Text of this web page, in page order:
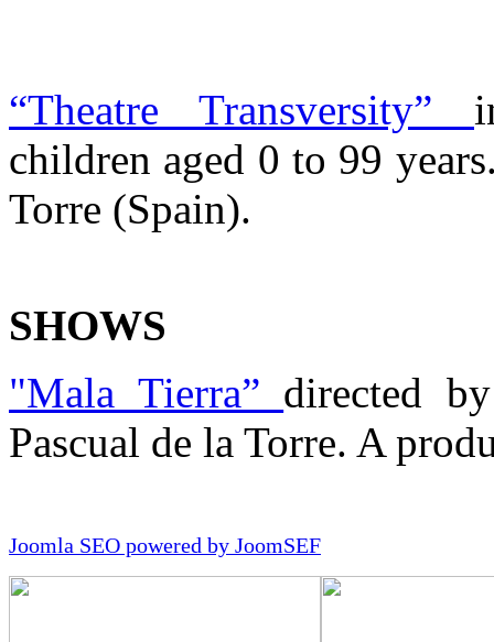
“Theatre Transversity”
children aged 0 to 99
Torre (Spain).
SHOWS
"Mala Tierra” directed
Pascual de la Torre. A
Joomla SEO powered by JoomSEF